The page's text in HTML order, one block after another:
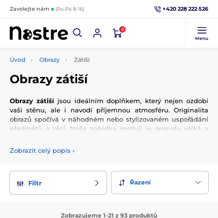
Zavolejte nám (Po-Pá 8-16) +420 228 222 526
0
Menu
Úvod Obrazy Zátiší
Obrazy zátiší
Obrazy zátišíjsou ideálním doplňkem, který nejen ozdobí
vaši stěnu, ale i navodí příjemnou atmosféru. Originalita
obrazů spočívá v náhodném nebo stylizovaném uspořádání
předmětů a věcí. Naše nabídka motivů je opravdu velká a
vyberete barevné nebo černobílé provedení obrazů. V obou
případech si určitě zvolíte správně a zajistíte si tím útulný
Zobrazit celý popis ›
Filtr Řazení
Zobrazujeme 1-21 z 93 produktů